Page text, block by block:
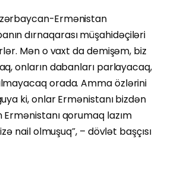
Ermənistan
dırnaqarası müşahidəçiləri
Mən o vaxt da demişəm, biz
onların dabanları parlayacaq,
orada. Amma özlərini
ki, onlar Ermənistanı bizdən
qorumaq lazım
nail olmuşuq”, – dövlət başçısı